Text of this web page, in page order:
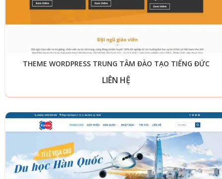
THEME WORDPRESS TRUNG TÂM ĐÀO TẠO TIẾNG ĐỨC
LIÊN HỆ